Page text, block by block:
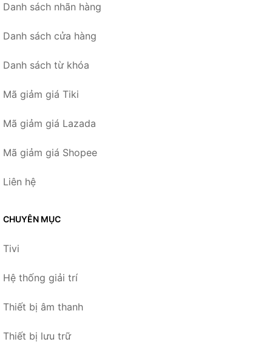
Danh sách nhãn hàng
Danh sách cửa hàng
Danh sách từ khóa
Mã giảm giá Tiki
Mã giảm giá Lazada
Mã giảm giá Shopee
Liên hệ
CHUYÊN MỤC
Tivi
Hệ thống giải trí
Thiết bị âm thanh
Thiết bị lưu trữ